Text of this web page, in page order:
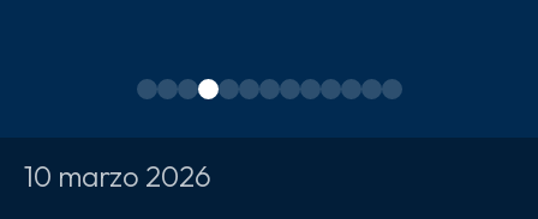
10 marzo 2026